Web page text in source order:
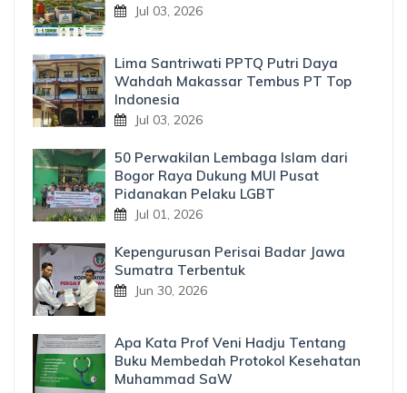
Jul 03, 2026
Lima Santriwati PPTQ Putri Daya
Wahdah Makassar Tembus PT Top
Indonesia
Jul 03, 2026
50 Perwakilan Lembaga Islam dari
Bogor Raya Dukung MUI Pusat
Pidanakan Pelaku LGBT
Jul 01, 2026
Kepengurusan Perisai Badar Jawa
Sumatra Terbentuk
Jun 30, 2026
Apa Kata Prof Veni Hadju Tentang
Buku Membedah Protokol Kesehatan
Muhammad SaW